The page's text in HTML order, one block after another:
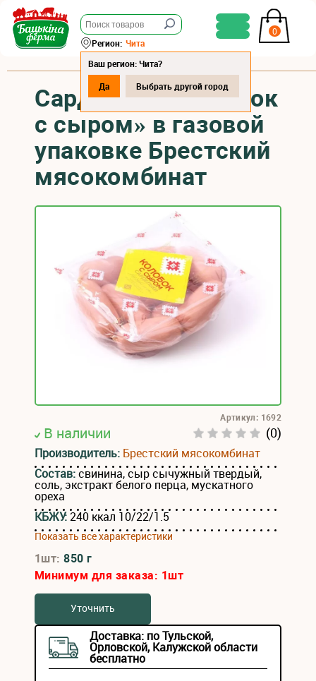
0
Регион: Чита
Ваш регион: Чита?
Да
Выбрать другой город
Сардельки «Колобок
с сыром» в газовой
упаковке Брестский
мясокомбинат
В наличии (0)
Артикул: 1692
Производитель: Брестский мясокомбинат
Состав:свинина, сыр сычужный твердый,
соль, экстракт белого перца, мускатного
ореха
КБЖУ:240 ккал 10/22/1.5
Показать все характеристики
1шт:850 г
Минимум для заказа: 1шт
Уточнить
Доставка: по Тульской,
Орловской, Калужской области
бесплатно